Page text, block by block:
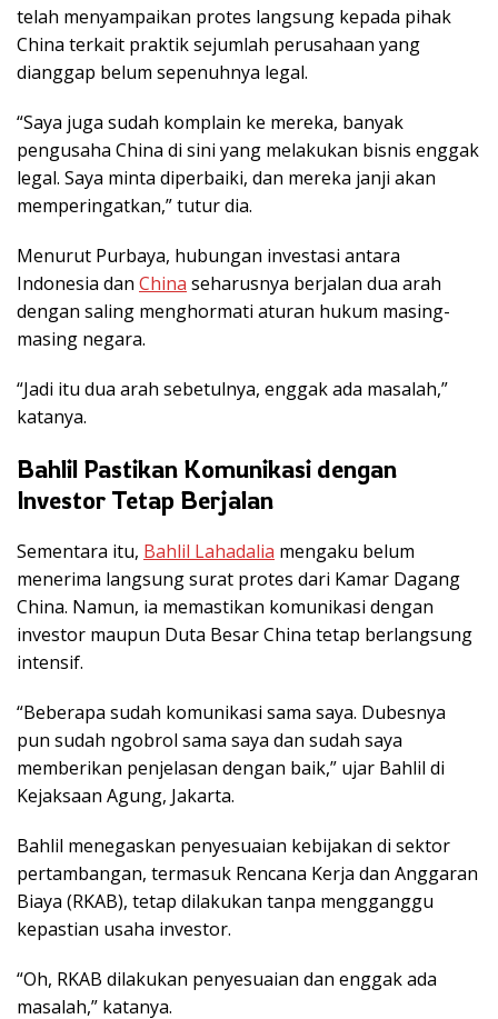
telah menyampaikan protes langsung kepada pihak
China terkait praktik sejumlah perusahaan yang
dianggap belum sepenuhnya legal.
“Saya juga sudah komplain ke mereka, banyak
pengusaha China di sini yang melakukan bisnis enggak
legal. Saya minta diperbaiki, dan mereka janji akan
memperingatkan,” tutur dia.
Menurut Purbaya, hubungan investasi antara
Indonesia dan China seharusnya berjalan dua arah
dengan saling menghormati aturan hukum masing-
masing negara.
“Jadi itu dua arah sebetulnya, enggak ada masalah,”
katanya.
Bahlil Pastikan Komunikasi dengan
Investor Tetap Berjalan
Sementara itu, Bahlil Lahadalia mengaku belum
menerima langsung surat protes dari Kamar Dagang
China. Namun, ia memastikan komunikasi dengan
investor maupun Duta Besar China tetap berlangsung
intensif.
“Beberapa sudah komunikasi sama saya. Dubesnya
pun sudah ngobrol sama saya dan sudah saya
memberikan penjelasan dengan baik,” ujar Bahlil di
Kejaksaan Agung, Jakarta.
Bahlil menegaskan penyesuaian kebijakan di sektor
pertambangan, termasuk Rencana Kerja dan Anggaran
Biaya (RKAB), tetap dilakukan tanpa mengganggu
kepastian usaha investor.
“Oh, RKAB dilakukan penyesuaian dan enggak ada
masalah,” katanya.